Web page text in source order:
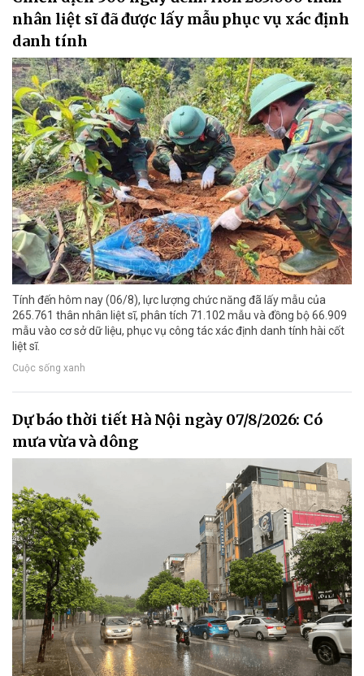
nhân liệt sĩ đã được lấy mẫu phục vụ xác định
danh tính
Tính đến hôm nay (06/8), lực lượng chức năng đã lấy mẫu của
265.761 thân nhân liệt sĩ, phân tích 71.102 mẫu và đồng bộ 66.909
mẫu vào cơ sở dữ liệu, phục vụ công tác xác định danh tính hài cốt
liệt sĩ.
Cuộc sống xanh
Dự báo thời tiết Hà Nội ngày 07/8/2026: Có
mưa vừa và dông